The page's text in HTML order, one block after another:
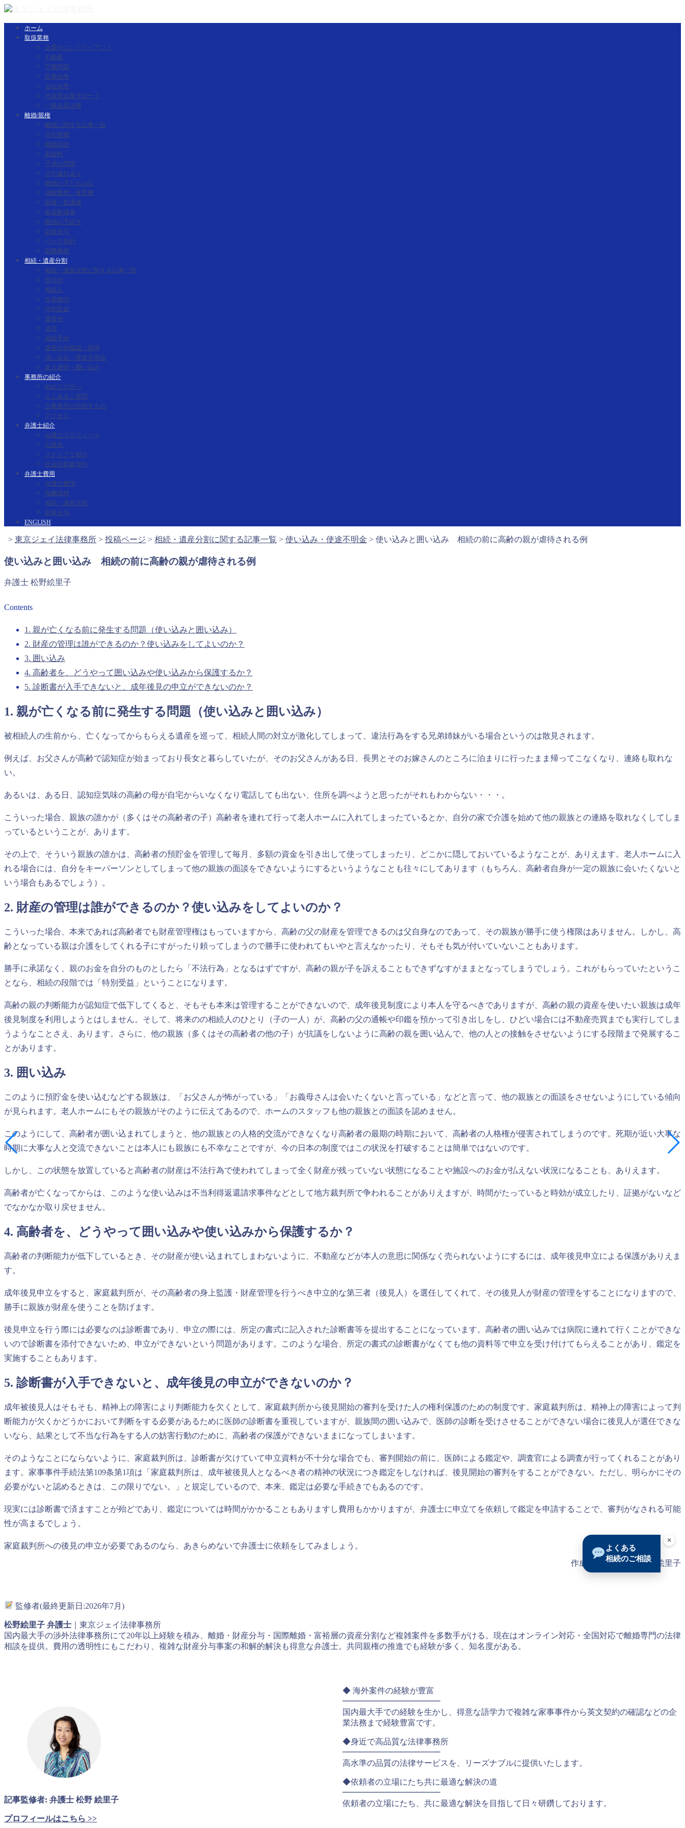
ホーム
取扱業務
企業のコンプライアンス
不動産
労働問題
民事紛争
会社紛争
外資系企業サポート
一般企業法務
離婚/親権
離婚に関する記事一覧
共同親権
離婚訴訟
慰謝料
子供の問題
子の連れ去り
離婚と子どもの心
婚姻費用・養育費
親権・監護権
有責配偶者
離婚の手続き
財産分与
ハーグ条約
国際離婚
相続・遺産分割
相続・遺産分割に関する記事一覧
寄与分
相続人
生前贈与
特別受益
遺留分
遺言
相続手続
遺産分割協議・調停
使い込み・使途不明金
老人虐待・囲い込み
事務所の紹介
初めての方へ
よくあるご質問
当事務所が目指すもの
アクセス
弁護士紹介
弁護士プロフィール
出版本
メディアで紹介
社会活動参加中
弁護士費用
弁護士費用
報酬規程
相続・遺産分割
財産分与
ENGLISH
> 東京ジェイ法律事務所 > 投稿ページ > 相続・遺産分割に関する記事一覧 > 使い込み・使途不明金 > 使い込みと囲い込み 相続の前に高齢の親が虐待される例
使い込みと囲い込み 相続の前に高齢の親が虐待される例
弁護士 松野絵里子
Contents
1. 親が亡くなる前に発生する問題（使い込みと囲い込み）
2. 財産の管理は誰ができるのか？使い込みをしてよいのか？
3. 囲い込み
4. 高齢者を、どうやって囲い込みや使い込みから保護するか？
5. 診断書が入手できないと、成年後見の申立ができないのか？
1. 親が亡くなる前に発生する問題（使い込みと囲い込み）
被相続人の生前から、亡くなってからもらえる遺産を巡って、相続人間の対立が激化してしまって、違法行為をする兄弟姉妹がいる場合というのは散見されます。
例えば、お父さんが高齢で認知症が始まっており長女と暮らしていたが、そのお父さんがある日、長男とそのお嫁さんのところに泊まりに行ったまま帰ってこなくなり、連絡も取れな
い。
あるいは、ある日、認知症気味の高齢の母が自宅からいなくなり電話しても出ない、住所を調べようと思ったがそれもわからない・・・。
こういった場合、親族の誰かが（多くはその高齢者の子）高齢者を連れて行って老人ホームに入れてしまったているとか、自分の家で介護を始めて他の親族との連絡を取れなくしてしま
っているということが、あります。
その上で、そういう親族の誰かは、高齢者の預貯金を管理して毎月、多額の資金を引き出して使ってしまったり、どこかに隠しておいているようなことが、ありえます。老人ホームに入
れる場合には、自分をキーパーソンとしてしまって他の親族の面談をできないようにするというようなことも往々にしてあります（もちろん、高齢者自身が一定の親族に会いたくないと
いう場合もあるでしょう）。
2. 財産の管理は誰ができるのか？使い込みをしてよいのか？
こういった場合、本来であれば高齢者でも財産管理権はもっていますから、高齢の父の財産を管理できるのは父自身なのであって、その親族が勝手に使う権限はありません。しかし、高
齢となっている親は介護をしてくれる子にすがったり頼ってしまうので勝手に使われてもいやと言えなかったり、そもそも気が付いていないこともあります。
勝手に承諾なく、親のお金を自分のものとしたら「不法行為」となるはずですが、高齢の親が子を訴えることもできずなすがままとなってしまうでしょう。これがもらっていたというこ
となら、相続の段階では「特別受益」ということになります。
高齢の親の判断能力が認知症で低下してくると、そもそも本来は管理することができないので、成年後見制度により本人を守るべきでありますが、高齢の親の資産を使いたい親族は成年
後見制度を利用しようとはしません。そして、将来のの相続人のひとり（子の一人）が、高齢の父の通帳や印鑑を預かって引き出しをし、ひどい場合には不動産売買までも実行してしま
うようなことさえ、あります。さらに、他の親族（多くはその高齢者の他の子）が抗議をしないように高齢の親を囲い込んで、他の人との接触をさせないようにする段階まで発展するこ
とがあります。
3. 囲い込み
このように預貯金を使い込むなどする親族は、「お父さんが怖がっている」「お義母さんは会いたくないと言っている」などと言って、他の親族との面談をさせないようにしている傾向
が見られます。老人ホームにもその親族がそのように伝えてあるので、ホームのスタッフも他の親族との面談を認めません。
このようにして、高齢者が囲い込まれてしまうと、他の親族との人格的交流ができなくなり高齢者の最期の時期において、高齢者の人格権が侵害されてしまうのです。死期が近い大事な
時期に大事な人と交流できないことは本人にも親族にも不幸なことですが、今の日本の制度ではこの状況を打破することは簡単ではないのです。
しかし、この状態を放置していると高齢者の財産は不法行為で使われてしまって全く財産が残っていない状態になることや施設へのお金が払えない状況になることも、ありえます。
高齢者が亡くなってからは、このような使い込みは不当利得返還請求事件などとして地方裁判所で争われることがありえますが、時間がたっていると時効が成立したり、証拠がないなど
でなかなか取り戻せません。
4. 高齢者を、どうやって囲い込みや使い込みから保護するか？
高齢者の判断能力が低下しているとき、その財産が使い込まれてしまわないように、不動産などが本人の意思に関係なく売られないようにするには、成年後見申立による保護がありえま
す。
成年後見申立をすると、家庭裁判所が、その高齢者の身上監護・財産管理を行うべき中立的な第三者（後見人）を選任してくれて、その後見人が財産の管理をすることになりますので、
勝手に親族が財産を使うことを防げます。
後見申立を行う際には必要なのは診断書であり、申立の際には、所定の書式に記入された診断書等を提出することになっています。高齢者の囲い込みでは病院に連れて行くことができな
いので診断書を添付できないため、申立ができないという問題があります。このような場合、所定の書式の診断書がなくても他の資料等で申立を受け付けてもらえることがあり、鑑定を
実施することもあります。
5. 診断書が入手できないと、成年後見の申立ができないのか？
成年被後見人はそもそも、精神上の障害により判断能力を欠くとして、家庭裁判所から後見開始の審判を受けた人の権利保護のための制度です。家庭裁判所は、精神上の障害によって判
断能力が欠くかどうかにおいて判断をする必要があるために医師の診断書を重視していますが、親族間の囲い込みで、医師の診断を受けさせることができない場合に後見人が選任できな
いなら、結果として不当な行為をする人の妨害行動のために、高齢者の保護ができないままになってしまいます。
そのようなことにならないように、家庭裁判所は、診断書が欠けていて申立資料が不十分な場合でも、審判開始の前に、医師による鑑定や、調査官による調査が行ってくれることがあり
ます。家事事件手続法第109条第1項は「家庭裁判所は、成年被後見人となるべき者の精神の状況につき鑑定をしなければ、後見開始の審判をすることができない。ただし、明らかにその
必要がないと認めるときは、この限りでない。」と規定しているので、本来、鑑定は必要な手続きでもあるのです。
現実には診断書で済ますことが殆どであり、鑑定については時間がかかることもありますし費用もかかりますが、弁護士に申立てを依頼して鑑定を申請することで、審判がなされる可能
性が高まるでしょう。
家庭裁判所への後見の申立が必要であるのなら、あきらめないで弁護士に依頼をしてみましょう。
作成者： 弁護士 松野 絵里子
監修者(最終更新日:2026年7月)
松野絵里子 弁護士 ｜東京ジェイ法律事務所
国内最大手の渉外法律事務所にて20年以上経験を積み、離婚・財産分与・国際離婚・富裕層の資産分割など複雑案件を多数手がける。現在はオンライン対応・全国対応で離婚専門の法律
相談を提供。費用の透明性にもこだわり、複雑な財産分与事案の和解的解決も得意な弁護士。共同親権の推進でも経験が多く、知名度がある。
記事監修者: 弁護士 松野 絵里子
プロフィールはこちら >>
◆ 海外案件の経験が豊富
━━━━━━━━━━━━
国内最大手での経験を生かし、得意な語学力で複雑な家事事件から英文契約の確認などの企
業法務まで経験豊富です。
◆身近で高品質な法律事務所
━━━━━━━━━━━━
高水準の品質の法律サービスを、リーズナブルに提供いたします。
◆依頼者の立場にたち共に最適な解決の道
━━━━━━━━━━━━
依頼者の立場にたち、共に最適な解決を目指して日々研鑽しております。
よくある
相続のご相談
×